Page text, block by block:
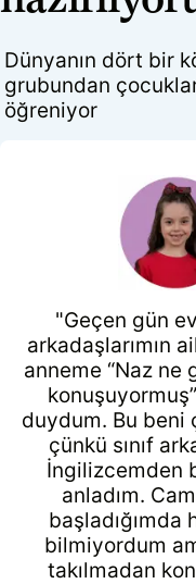
Dünyanın dört bir
grubundan
öğreniyor
"Geçen gün
arkadaşlarımın
anneme “Naz ne
duydum. Bu beni
çünkü sınıf
İngilizcemden
anladım.
başladığımda
bilmiyordum
takılmadan